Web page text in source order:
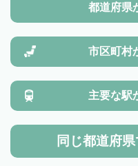
都道府県
市区町村
主要な駅
同じ都道府県